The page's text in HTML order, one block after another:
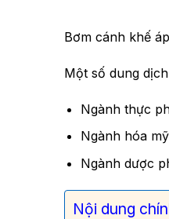
Bơm cánh khế
Một số dung
Ngành thực
Ngành hóa
Ngành dược
Nội dung